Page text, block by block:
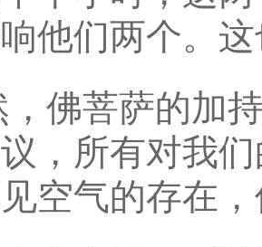
他们两个。
菩萨的加持
，所有对我
空气的存在